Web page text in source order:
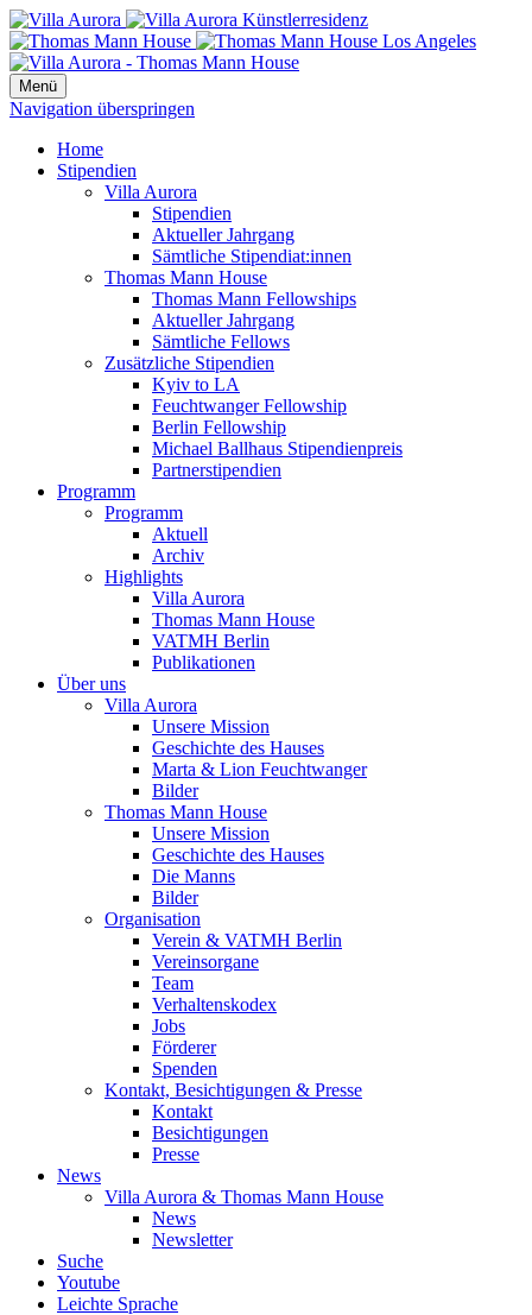
Menü
Navigation überspringen
Home
Stipendien
Villa Aurora
Stipendien
Aktueller Jahrgang
Sämtliche Stipendiat:innen
Thomas Mann House
Thomas Mann Fellowships
Aktueller Jahrgang
Sämtliche Fellows
Zusätzliche Stipendien
Kyiv to LA
Feuchtwanger Fellowship
Berlin Fellowship
Michael Ballhaus Stipendienpreis
Partnerstipendien
Programm
Programm
Aktuell
Archiv
Highlights
Villa Aurora
Thomas Mann House
VATMH Berlin
Publikationen
Über uns
Villa Aurora
Unsere Mission
Geschichte des Hauses
Marta & Lion Feuchtwanger
Bilder
Thomas Mann House
Unsere Mission
Geschichte des Hauses
Die Manns
Bilder
Organisation
Verein & VATMH Berlin
Vereinsorgane
Team
Verhaltenskodex
Jobs
Förderer
Spenden
Kontakt, Besichtigungen & Presse
Kontakt
Besichtigungen
Presse
News
Villa Aurora & Thomas Mann House
News
Newsletter
Suche
Youtube
Leichte Sprache